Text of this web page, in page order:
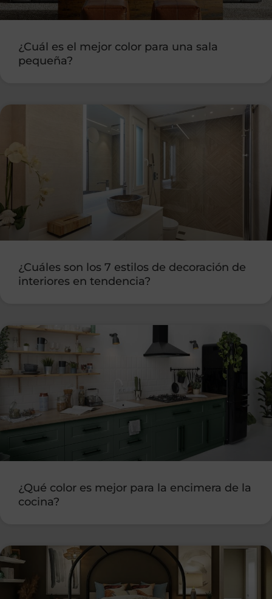
¿Cuál es el mejor color para una sala
pequeña?
¿Cuáles son los 7 estilos de decoración de
interiores en tendencia?
¿Qué color es mejor para la encimera de la
cocina?